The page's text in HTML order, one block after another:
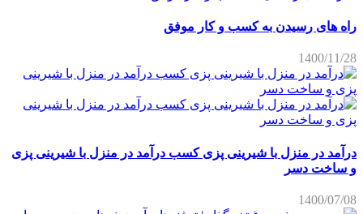
راه های رسیدن به کسب و کار موفق
1400/11/28
درآمد در منزل با شیرینی پزی کسب درآمد در منزل با شیرینی پزی
و ساخت دسر
1400/07/08